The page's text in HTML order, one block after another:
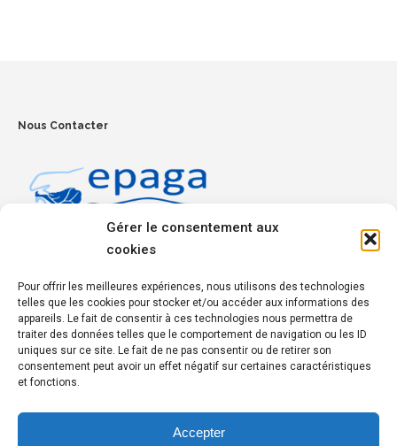
Gérer le consentement aux
cookies
Pour offrir les meilleures expériences, nous utilisons des technologies
telles que les cookies pour stocker et/ou accéder aux informations des
appareils. Le fait de consentir à ces technologies nous permettra de
traiter des données telles que le comportement de navigation ou les ID
uniques sur ce site. Le fait de ne pas consentir ou de retirer son
consentement peut avoir un effet négatif sur certaines caractéristiques
et fonctions.
Accepter
Nous Contacter
Penmez, 29150 Chateaulin
Tél : 02 98 16 14 15
Réseaux Sociaux
Suivez-nous également sur :
Facebook